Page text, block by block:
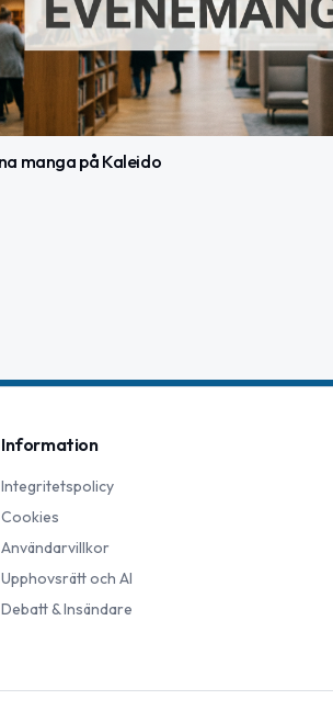
manga på Kaleido
Information
Integritetspolicy
Cookies
Användarvillkor
Upphovsrätt och AI
Debatt & Insändare